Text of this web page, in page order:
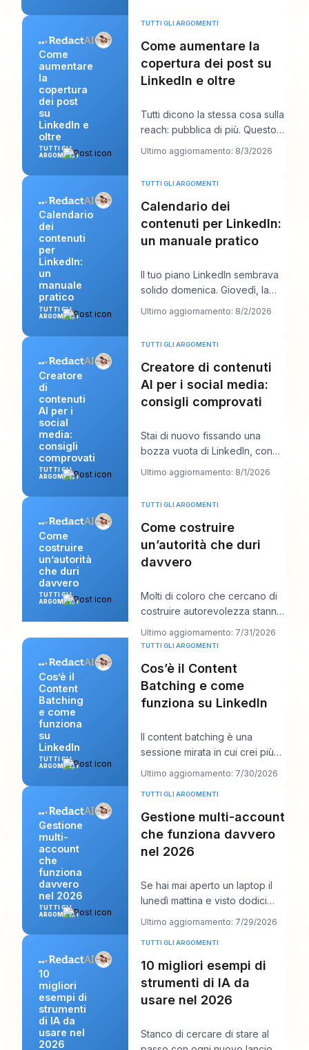
Come
aumentare
la
copertura
dei post
su
LinkedIn e
oltre
TUTTI GLI
ARGOMENTI
TUTTI GLI ARGOMENTI
Come aumentare la
copertura dei post su
LinkedIn e oltre
Tutti dicono la stessa cosa sulla
reach: pubblica di più. Questo
consiglio sembra produttivo, ma
Ultimo aggiornamento: 8/3/2026
Calendario
dei
contenuti
per
LinkedIn:
un
manuale
pratico
TUTTI GLI
ARGOMENTI
TUTTI GLI ARGOMENTI
Calendario dei
contenuti per LinkedIn:
un manuale pratico
Il tuo piano LinkedIn sembrava
solido domenica. Giovedì, la
coda è vuota, l’aggancio che ti
piaceva
Ultimo aggiornamento: 8/2/2026
Creatore
di
contenuti
AI per i
social
media:
consigli
comprovati
TUTTI GLI
ARGOMENTI
TUTTI GLI ARGOMENTI
Creatore di contenuti
AI per i social media:
consigli comprovati
Stai di nuovo fissando una
bozza vuota di LinkedIn, con
una chiamata con un cliente tra
dieci minuti
Ultimo aggiornamento: 8/1/2026
Come
costruire
un’autorità
che duri
davvero
TUTTI GLI
ARGOMENTI
TUTTI GLI ARGOMENTI
Come costruire
un’autorità che duri
davvero
Molti di coloro che cercano di
costruire autorevolezza stanno
facendo troppo della cosa
sbagliata. P
Ultimo aggiornamento: 7/31/2026
Cos’è il
Content
Batching
e come
funziona
su
LinkedIn
TUTTI GLI
ARGOMENTI
TUTTI GLI ARGOMENTI
Cos’è il Content
Batching e come
funziona su LinkedIn
Il content batching è una
sessione mirata in cui crei più
post LinkedIn in una volta sola,
per poi p
Ultimo aggiornamento: 7/30/2026
Gestione
multi-
account
che
funziona
davvero
nel 2026
TUTTI GLI
ARGOMENTI
TUTTI GLI ARGOMENTI
Gestione multi-account
che funziona davvero
nel 2026
Se hai mai aperto un laptop il
lunedì mattina e visto dodici
accessi, sei calendari clienti, tre
Ultimo aggiornamento: 7/29/2026
10
migliori
esempi di
strumenti
di IA da
usare nel
2026
TUTTI GLI ARGOMENTI
10 migliori esempi di
strumenti di IA da
usare nel 2026
Stanco di cercare di stare al